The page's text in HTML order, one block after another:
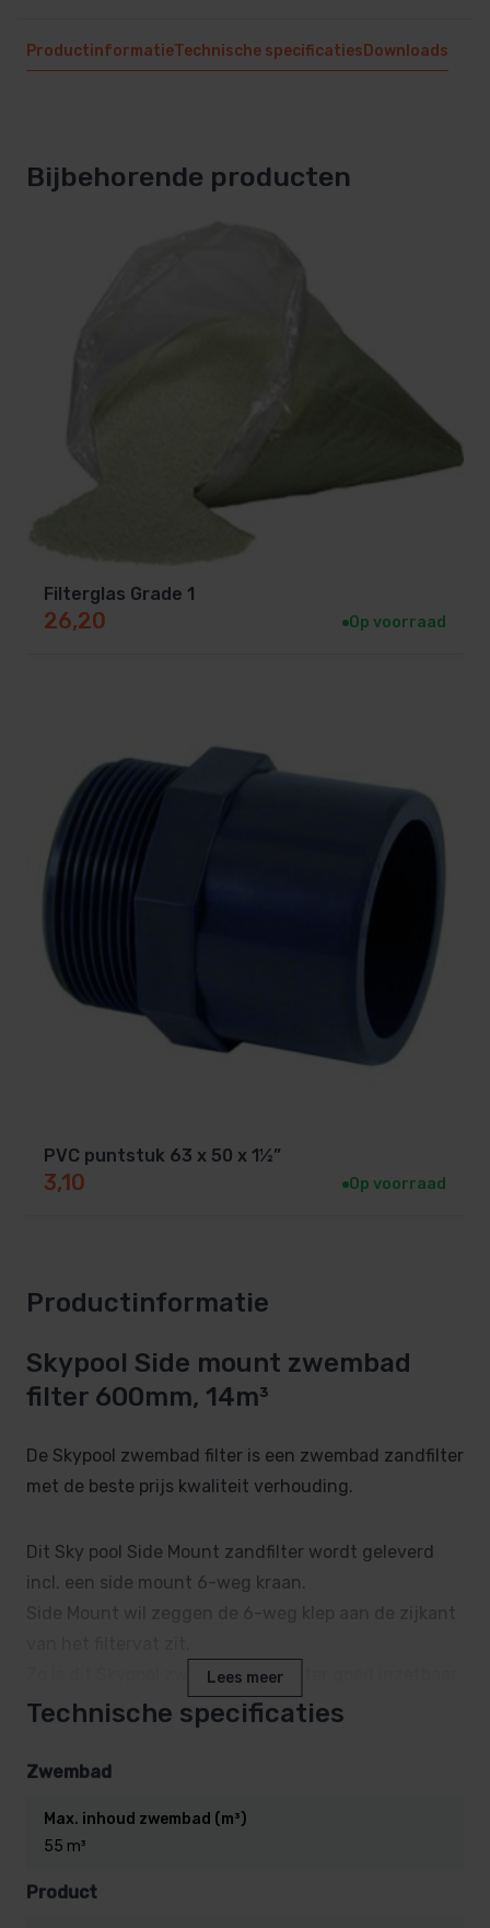
ProductinformatieTechnische specificaties Downloads
Bijbehorende producten
Filterglas Grade 1
26,20 Op voorraad
PVC puntstuk 63 x 50 x 1½”
3,10 Op voorraad
Productinformatie
Skypool Side mount zwembad
filter 600mm, 14m³
De Skypool zwembad filter is een zwembad zandfilter
met de beste prijs kwaliteit verhouding.
Dit Sky pool Side Mount zandfilter wordt geleverd
incl. een side mount 6-weg kraan.
Side Mount wil zeggen de 6-weg klep aan de zijkant
Zo is dit Skypool zwembad zandfilter goed inzetbaar
op plekken waar de ruimte in de hoogte beperkter is.
Het filtervat is uit één stuk blowmolded gemaakt, en
Dit maakt het een kwalitatief top zand filter.
als buitenshuis.
Lees meer
Technische specificaties
Zwembad
Max. inhoud zwembad (m³)
55 m³
Product